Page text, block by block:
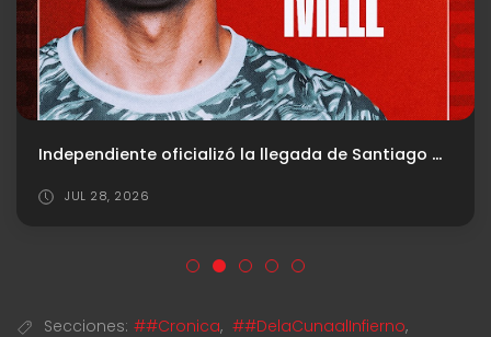
Independiente oficializó la llegada de Santiago Mele
JUL 28, 2026
Secciones: ##Cronica, ##DelaCunaalInfierno,